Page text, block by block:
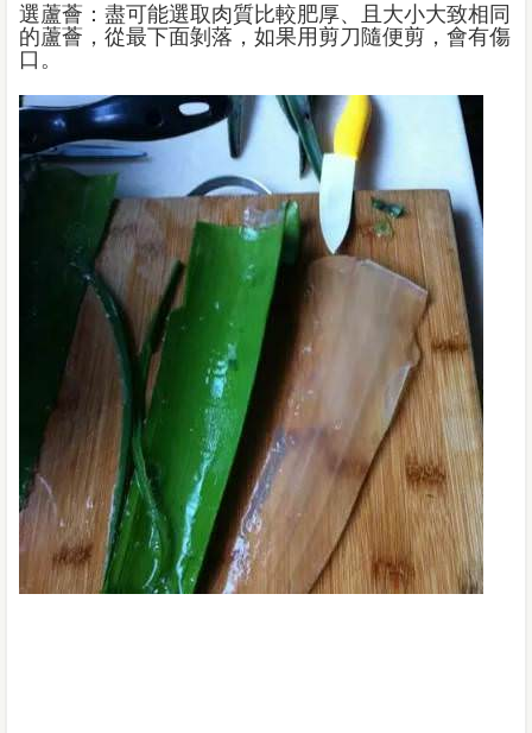
選蘆薈：盡可能選取肉質比較肥厚、且大小大致相同
的蘆薈，從最下面剝落，如果用剪刀隨便剪，會有傷
口。